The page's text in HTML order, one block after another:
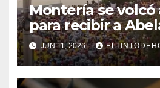
Montería se volcó
para recibir a
Espriella
JUN 11, 2026